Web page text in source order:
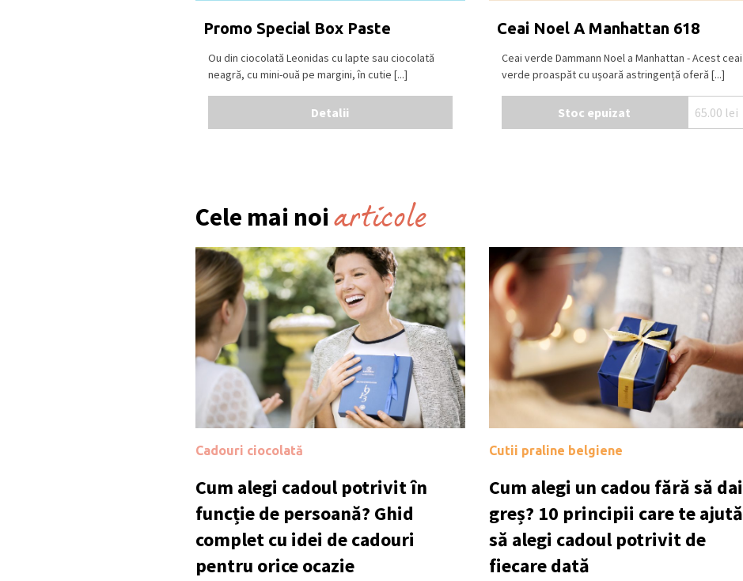
Promo Special Box Paste
Ou din ciocolată Leonidas cu lapte sau ciocolată
neagră, cu mini-ouă pe margini, în cutie [...]
Detalii
Ceai Noel A Manhattan 618
Ceai verde Dammann Noel a Manhattan - Acest ceai
verde proaspăt cu ușoară astringență oferă [...]
Stoc epuizat 65.00 lei
Cele mai noi articole
Cadouri ciocolată
Cum alegi cadoul potrivit în
funcție de persoană? Ghid
complet cu idei de cadouri
pentru orice ocazie
Cutii praline belgiene
Cum alegi un cadou fără să dai
greș? 10 principii care te ajută
să alegi cadoul potrivit de
fiecare dată